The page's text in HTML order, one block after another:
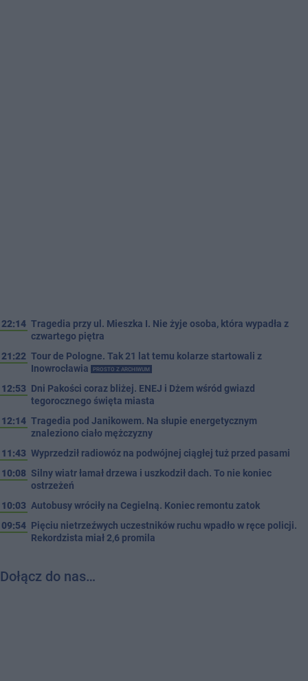
22:14 Tragedia przy ul. Mieszka I. Nie żyje osoba, która wypadła z
czwartego piętra
21:22 Tour de Pologne. Tak 21 lat temu kolarze startowali z
Inowrocławia
PROSTO Z ARCHIWUM
12:53 Dni Pakości coraz bliżej. ENEJ i Dżem wśród gwiazd
tegorocznego święta miasta
12:14 Tragedia pod Janikowem. Na słupie energetycznym
znaleziono ciało mężczyzny
11:43 Wyprzedził radiowóz na podwójnej ciągłej tuż przed pasami
10:08 Silny wiatr łamał drzewa i uszkodził dach. To nie koniec
ostrzeżeń
10:03 Autobusy wróciły na Cegielną. Koniec remontu zatok
09:54 Pięciu nietrzeźwych uczestników ruchu wpadło w ręce policji.
Rekordzista miał 2,6 promila
Dołącz do nas…